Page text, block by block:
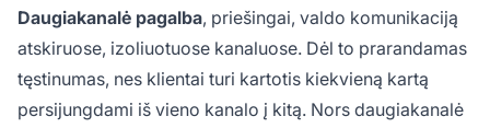
Daugiakanalė pagalba, priešingai, valdo komunikaciją
atskiruose, izoliuotuose kanaluose. Dėl to prarandamas
tęstinumas, nes klientai turi kartotis kiekvieną kartą
persijungdami iš vieno kanalo į kitą. Nors daugiakanalė